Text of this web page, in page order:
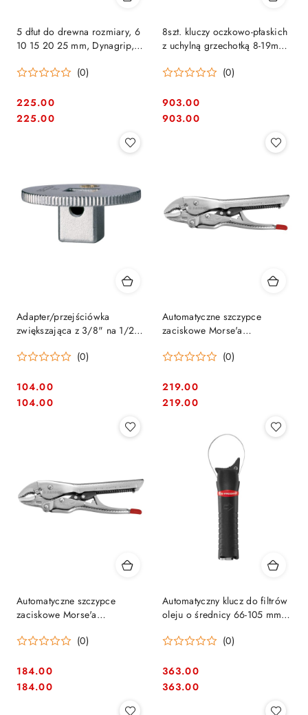
5 dłut do drewna rozmiary, 6
10 15 20 25 mm, Dynagrip,
(0)
Cena:
225.00
Cena:
225.00
8szt. kluczy oczkowo-płaskich
z uchylną grzechotką 8-19mm,
(0)
Cena:
903.00
Cena:
903.00
Adapter/przejściówka
zwiększająca z 3/8" na 1/2"
[8167]
(0)
Cena:
104.00
Cena:
104.00
Automatyczne szczypce
zaciskowe Morse'a
[580.10]
(0)
Cena:
219.00
Cena:
219.00
Automatyczne szczypce
zaciskowe Morse'a
[580.6]
(0)
Cena:
184.00
Cena:
184.00
Automatyczny klucz do filtrów
oleju o średnicy 66-105 mm,
(0)
Cena:
363.00
Cena:
363.00